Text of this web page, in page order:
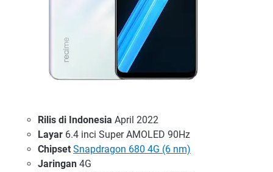
Rilis di Indonesia April 2022
Layar 6.4 inci Super AMOLED 90Hz
Chipset Snapdragon 680 4G (6 nm)
Jaringan 4G